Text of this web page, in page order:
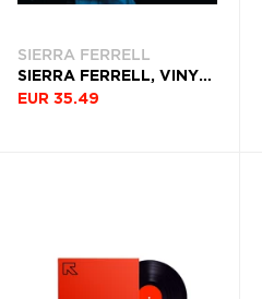
SIERRA FERRELL
SIERRA FERRELL, VINYL LIVE AT THIRD MAN RECORDS
EUR 35.49